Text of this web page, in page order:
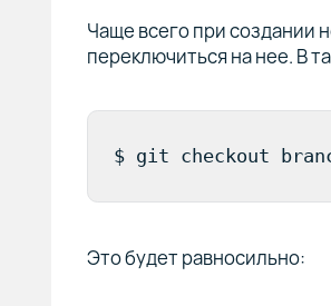
Чаще всего при создании
переключиться на нее. В
$ git checkout
Это будет равносильно: